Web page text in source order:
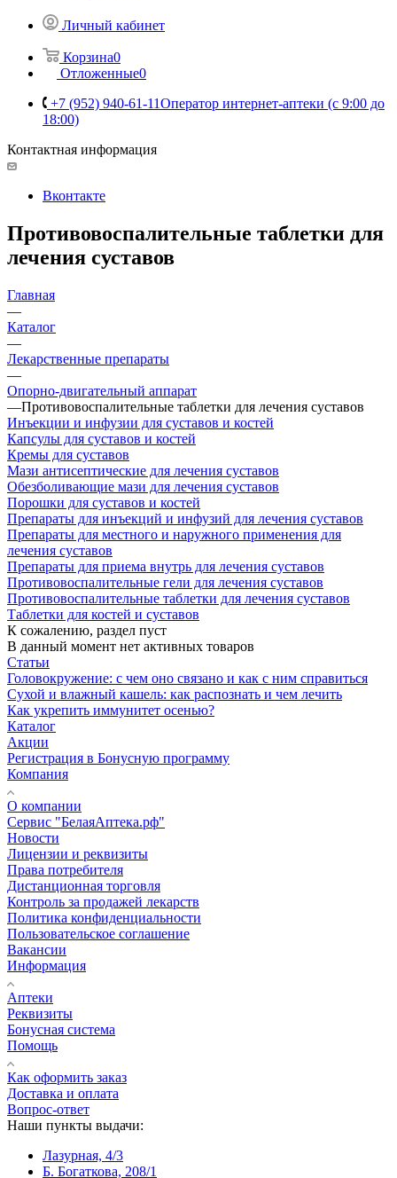
Личный кабинет
Корзина0
Отложенные0
+7 (952) 940-61-11Оператор интернет-аптеки (с 9:00 до
18:00)
Контактная информация
Вконтакте
Противовоспалительные таблетки для
лечения суставов
Главная
—
Каталог
—
Лекарственные препараты
—
Опорно-двигательный аппарат
—Противовоспалительные таблетки для лечения суставов
Инъекции и инфузии для суставов и костей
Капсулы для суставов и костей
Кремы для суставов
Мази антисептические для лечения суставов
Обезболивающие мази для лечения суставов
Порошки для суставов и костей
Препараты для инъекций и инфузий для лечения суставов
Препараты для местного и наружного применения для
лечения суставов
Препараты для приема внутрь для лечения суставов
Противовоспалительные гели для лечения суставов
Противовоспалительные таблетки для лечения суставов
Таблетки для костей и суставов
К сожалению, раздел пуст
В данный момент нет активных товаров
Статьи
Головокружение: с чем оно связано и как с ним справиться
Сухой и влажный кашель: как распознать и чем лечить
Как укрепить иммунитет осенью?
Каталог
Акции
Регистрация в Бонусную программу
Компания
О компании
Сервис "БелаяАптека.рф"
Новости
Лицензии и реквизиты
Права потребителя
Дистанционная торговля
Контроль за продажей лекарств
Политика конфиденциальности
Пользовательское соглашение
Вакансии
Информация
Аптеки
Реквизиты
Бонусная система
Помощь
Как оформить заказ
Доставка и оплата
Вопрос-ответ
Наши пункты выдачи:
Лазурная, 4/3
Б. Богаткова, 208/1